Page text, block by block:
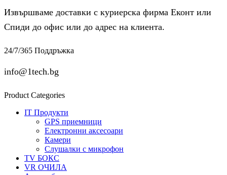
Извършваме доставки с куриерска фирма Еконт или
Спиди до офис или до адрес на клиента.
24/7/365 Поддръжка
info@1tech.bg
Product Categories
IT Продукти
GPS приемници
Електронни аксесоари
Камери
Слушалки с микрофон
TV БОКС
VR ОЧИЛА